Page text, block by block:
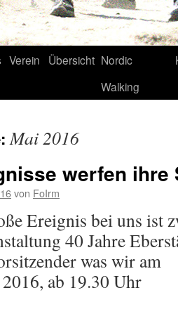
Verein Übersicht Nordic
Walking
Mai 2016
werfen ihre
von FoIrm
Ereignis bei uns ist
40 Jahre
ab 19.30 Uhr